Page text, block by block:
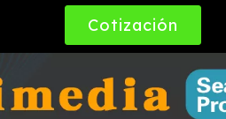
Cotización